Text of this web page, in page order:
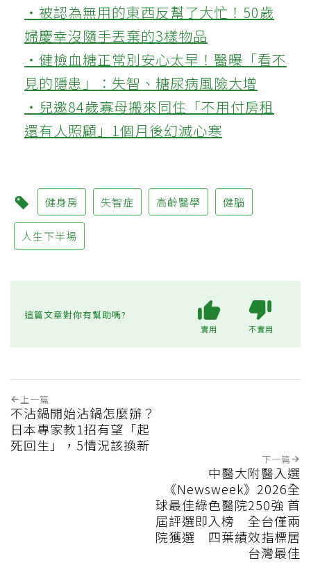
‧被認為無用的東西反幫了大忙！50歲
婦慶幸沒隨手丟棄的3樣物品
‧健檢血糖正常別安心太早！醫曝「看不
見的隱患」：失智、糖尿病風險大增
‧兒邀84歲寡母搬來同住「不用付房租
還有人照顧」1個月後幻滅心寒
健身房 失智症 高齡醫學 健腦
人生下半場
這篇文章對你有幫助嗎?
實用 不實用
上一篇
不沾鍋開始沾鍋怎麼辦？
日本專家教1招有望「起
死回生」，5情況該換新
下一篇
中醫大附醫入選
《Newsweek》2026全
球最佳綠色醫院250強 首
屆評選即入榜 全台僅兩
院獲選 四葉績效指標居
台灣最佳